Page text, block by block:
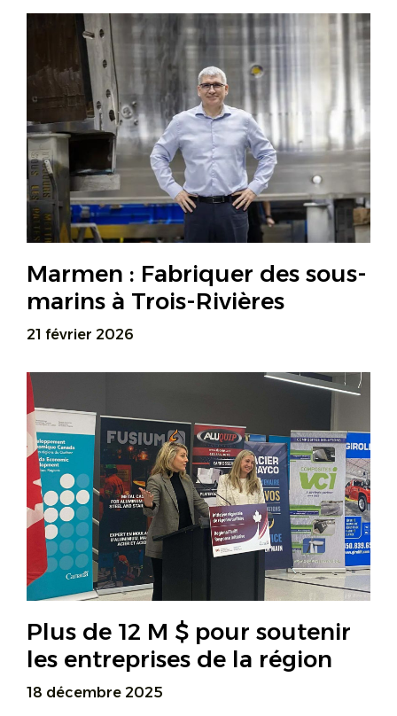
Marmen : Fabriquer des sous-
marins à Trois-Rivières
21 février 2026
Plus de 12 M $ pour soutenir
les entreprises de la région
18 décembre 2025